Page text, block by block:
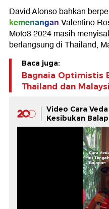
David Alonso bahkan
kemenanganValentino
Moto3 2024 masih
berlangsung di Thailand,
Baca juga:
Bagnaia Optimistis
Thailand dan
Video Cara
Kesibukan